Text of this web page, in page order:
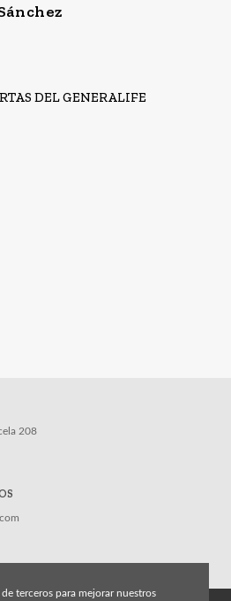
DEL GENERALIFE
208
terceros para mejorar nuestros